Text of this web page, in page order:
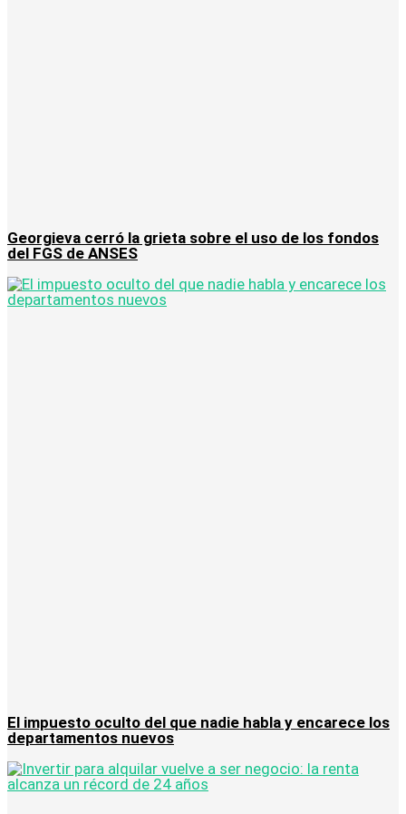
Georgieva cerró la grieta sobre el uso de los fondos
del FGS de ANSES
El impuesto oculto del que nadie habla y encarece los
departamentos nuevos